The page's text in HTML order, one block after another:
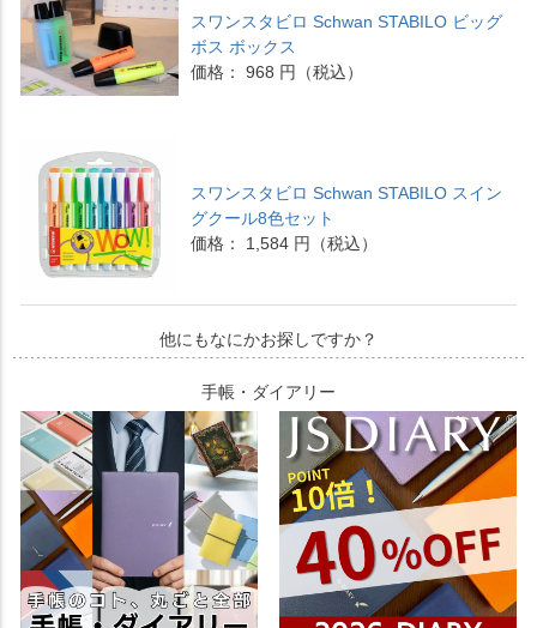
スワンスタビロ Schwan STABILO ビッグ
ボス ボックス
価格： 968 円（税込）
スワンスタビロ Schwan STABILO スイン
グクール8色セット
価格： 1,584 円（税込）
他にもなにかお探しですか？
手帳・ダイアリー